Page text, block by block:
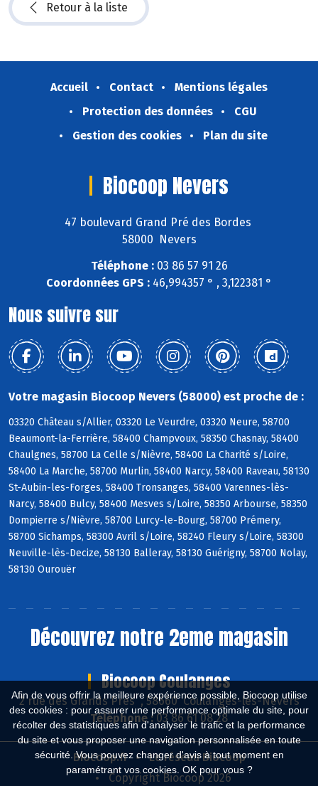
Afin de vous offrir la meilleure expérience possible, Biocoop utilise
des cookies : pour assurer une performance optimale du site, pour
récolter des statistiques afin d'analyser le trafic et la performance
du site et vous proposer une navigation personnalisée en toute
sécurité. Vous pouvez changer d'avis à tout moment en
paramétrant vos cookies. OK pour vous ?
Retour à la liste
Accueil Contact
Mentions légales
Protection des données
CGU
Gestion des cookies
Plan du site
Biocoop Nevers
47 boulevard Grand Pré des Bordes
58000 Nevers
Téléphone :03 86 57 91 26
Coordonnées GPS : 46,994357 ° , 3,122381 °
Nous suivre sur
Votre magasin Biocoop Nevers (58000) est proche de :
03320 Château s/Allier, 03320 Le Veurdre, 03320 Neure, 58700
Beaumont-la-Ferrière, 58400 Champvoux, 58350 Chasnay, 58400
Chaulgnes, 58700 La Celle s/Nièvre, 58400 La Charité s/Loire,
58400 La Marche, 58700 Murlin, 58400 Narcy, 58400 Raveau, 58130
St-Aubin-les-Forges, 58400 Tronsanges, 58400 Varennes-lès-
Narcy, 58400 Bulcy, 58400 Mesves s/Loire, 58350 Arbourse, 58350
Dompierre s/Nièvre, 58700 Lurcy-le-Bourg, 58700 Prémery,
58700 Sichamps, 58300 Avril s/Loire, 58240 Fleury s/Loire, 58300
Neuville-lès-Decize, 58130 Balleray, 58130 Guérigny, 58700 Nolay,
58130 Ourouër
Découvrez notre 2eme magasin
Biocoop Coulanges
2 rue des Grands Près , 58660 Coulanges-lès-Nevers
Téléphone :03 86 61 08 28
Biocoop.fr
Le réseau Biocoop
Copyright Biocoop 2026